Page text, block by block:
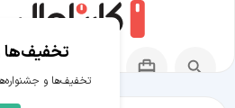
تخفیف‌ها
تخفیف‌ها و